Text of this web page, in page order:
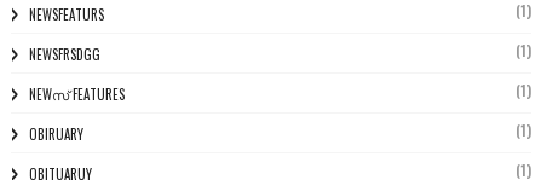
NEWSFEATURS (1)
NEWSFRSDGG (1)
NEWസ് FEATURES (1)
OBIRUARY (1)
OBITUARUY (1)